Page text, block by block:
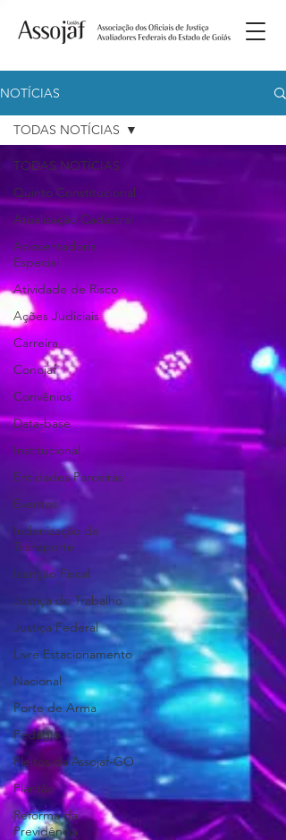
NOTÍCIAS
TODAS NOTÍCIAS
Quinto Constitucional
Atualização Cadastral
Aposentadoria
Especial
Atividade de Risco
Ações Judiciais
Carreira
Conojaf
Convênios
Data-base
Institucional
Entidades Parceiras
Eventos
Indenização de
Transporte
Isenção Fiscal
Justiça do Trabalho
Justiça Federal
Livre Estacionamento
Nacional
Porte de Arma
Pedágio
Pleitos da Assojaf-GO
Plantão
Reforma da
Previdência
TODAS NOTÍCIAS